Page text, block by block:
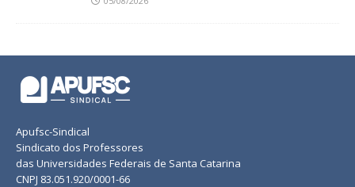
Apufsc-Sindical
Sindicato dos Professores
das Universidades Federais de Santa Catarina
CNPJ 83.051.920/0001-66